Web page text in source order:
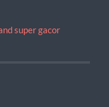
super gacor